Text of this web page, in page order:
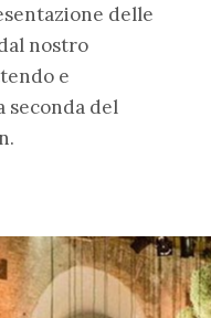
delle
nostro
e
seconda del